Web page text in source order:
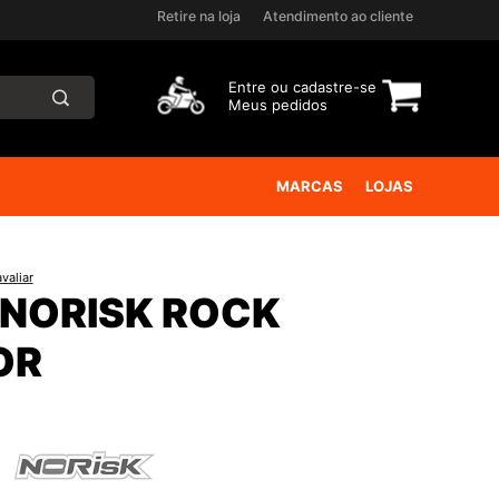
Retire na loja Atendimento ao cliente
Entre ou cadastre-se
Meus pedidos
LOJAS
MARCAS
ROCK